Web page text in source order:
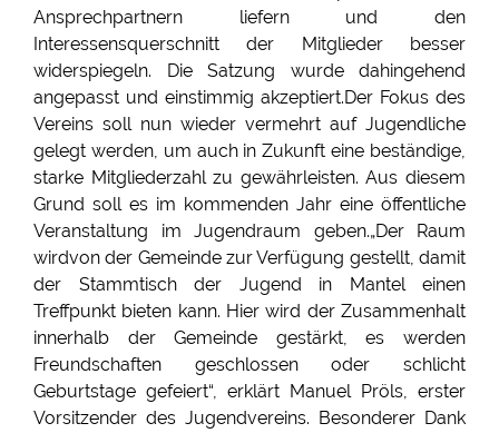
Ansprechpartnern liefern und den
Interessensquerschnitt der Mitglieder besser
widerspiegeln. Die Satzung wurde dahingehend
angepasst und einstimmig akzeptiert.Der Fokus des
Vereins soll nun wieder vermehrt auf Jugendliche
gelegt werden, um auch in Zukunft eine beständige,
starke Mitgliederzahl zu gewährleisten. Aus diesem
Grund soll es im kommenden Jahr eine öffentliche
Veranstaltung im Jugendraum geben.„Der Raum
wirdvon der Gemeinde zur Verfügung gestellt, damit
der Stammtisch der Jugend in Mantel einen
Treffpunkt bieten kann. Hier wird der Zusammenhalt
innerhalb der Gemeinde gestärkt, es werden
Freundschaften geschlossen oder schlicht
Geburtstage gefeiert“, erklärt Manuel Pröls, erster
Vorsitzender des Jugendvereins. Besonderer Dank